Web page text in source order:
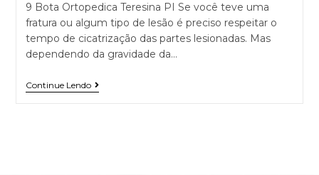
9 Bota Ortopedica Teresina PI Se você teve uma
fratura ou algum tipo de lesão é preciso respeitar o
tempo de cicatrização das partes lesionadas. Mas
dependendo da gravidade da…
Continue Lendo